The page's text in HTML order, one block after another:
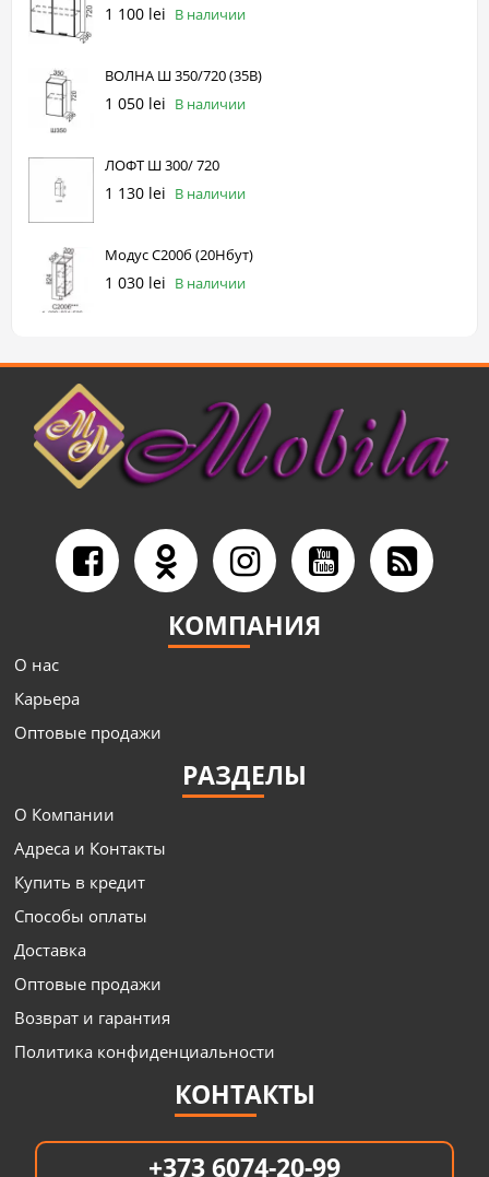
1 100 lei В наличии
ВОЛНА Ш 350/720 (35В)
1 050 lei В наличии
ЛОФТ Ш 300/ 720
1 130 lei В наличии
Модус С200б (20Нбут)
1 030 lei В наличии
КОМПАНИЯ
О нас
Карьера
Оптовые продажи
РАЗДЕЛЫ
О Компании
Адреса и Контакты
Купить в кредит
Способы оплаты
Доставка
Оптовые продажи
Возврат и гарантия
Политика конфиденциальности
КОНТАКТЫ
+373 6074-20-99